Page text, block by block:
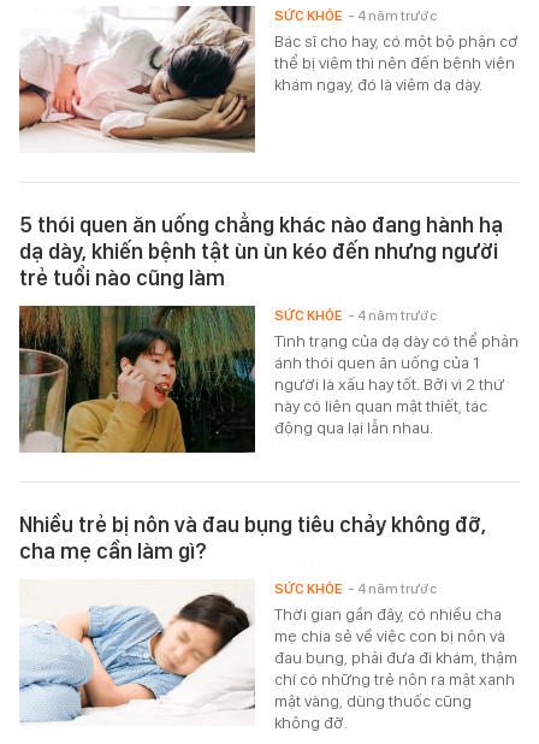
Bác sĩ cho hay, có một bộ phận cơ
thể bị viêm thì nên đến bệnh viện
khám ngay, đó là viêm dạ dày.
SỨC KHỎE - 4 năm trước
5 thói quen ăn uống chẳng khác nào đang hành hạ
dạ dày, khiến bệnh tật ùn ùn kéo đến nhưng người
trẻ tuổi nào cũng làm
Tình trạng của dạ dày có thể phản
ánh thói quen ăn uống của 1
người là xấu hay tốt. Bởi vì 2 thứ
này có liên quan mật thiết, tác
động qua lại lẫn nhau.
SỨC KHỎE - 4 năm trước
Nhiều trẻ bị nôn và đau bụng tiêu chảy không đỡ,
cha mẹ cần làm gì?
Thời gian gần đây, có nhiều cha
mẹ chia sẻ về việc con bị nôn và
đau bụng, phải đưa đi khám, thậm
chí có những trẻ nôn ra mật xanh
mật vàng, dùng thuốc cũng
không đỡ.
SỨC KHỎE - 4 năm trước